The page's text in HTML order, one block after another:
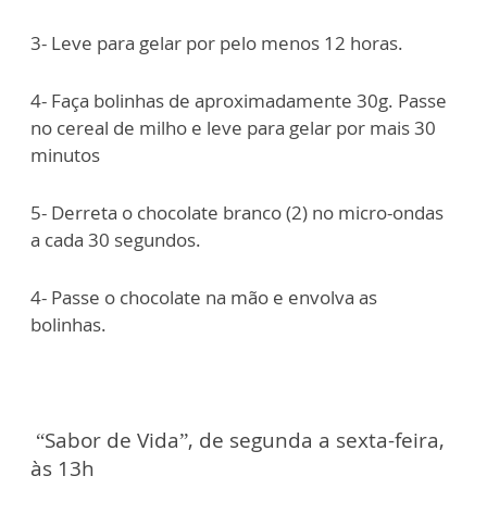
3- Leve para gelar por pelo menos 12 horas.
4- Faça bolinhas de aproximadamente 30g. Passe
no cereal de milho e leve para gelar por mais 30
minutos
5- Derreta o chocolate branco (2) no micro-ondas
a cada 30 segundos.
4- Passe o chocolate na mão e envolva as
bolinhas.
“Sabor de Vida”, de segunda a sexta-feira,
às 13h